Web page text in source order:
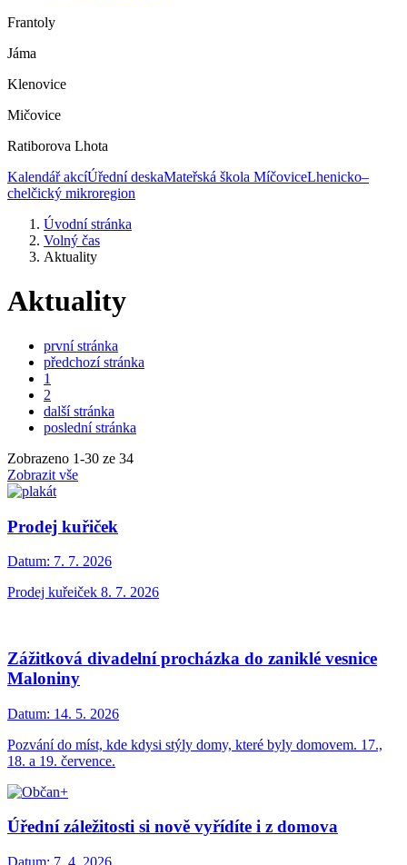
Frantoly
Jáma
Klenovice
Mičovice
Ratiborova Lhota
Kalendář akcíÚřední deskaMateřská škola MíčoviceLhenicko–
chelčický mikroregion
Úvodní stránka
Volný čas
Aktuality
Aktuality
první stránka
předchozí stránka
1
2
další stránka
poslední stránka
Zobrazeno 1-30 ze 34
Zobrazit vše
Prodej kuřiček
Datum: 7. 7. 2026
Prodej kuřeiček 8. 7. 2026
Zážitková divadelní procházka do zaniklé vesnice
Maloniny
Datum: 14. 5. 2026
Pozvání do míst, kde kdysi stýly domy, které byly domovem. 17.,
18. a 19. července.
Úřední záležitosti si nově vyřídíte i z domova